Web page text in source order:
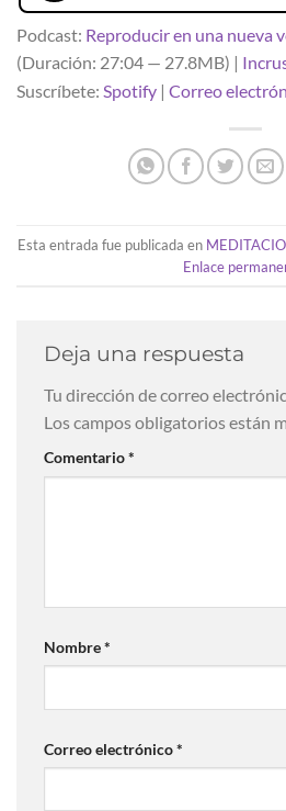
Podcast: Reproducir en una nueva
(Duración: 27:04 — 27.8MB) |
Suscríbete: Spotify | Correo
Esta entrada fue publicada en
Enlace
Deja una respuesta
Tu dirección de correo
Los campos obligatorios están
Comentario*
Nombre*
Correo electrónico*